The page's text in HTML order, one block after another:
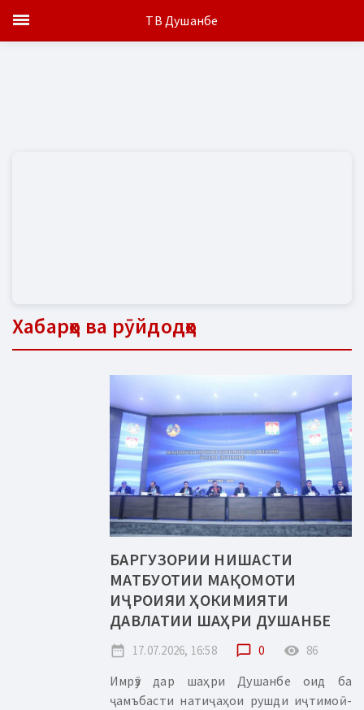
Хабарҳо ва рӯйдодҳо
БАРГУЗОРИИ НИШАСТИ
МАТБУОТИИ МАҚОМОТИ
ИҶРОИЯИ ҲОКИМИЯТИ
ДАВЛАТИИ ШАҲРИ ДУШАНБЕ
date_range 17.07.2026, 16:58 chat_bubble_outline 0 remove_red_eye 86
Имрӯз дар шаҳри Душанбе оид ба
ҷамъбасти натиҷаҳои рушди иҷтимоӣ-
ТВ Душанбе